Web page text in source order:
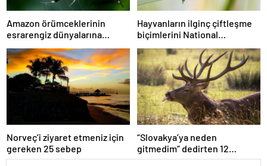
Amazon örümceklerinin
esrarengiz dünyalarına
gitmeye hazır olun.
Hayvanların ilginç çiftleşme
biçimlerini National
Geographic görüntüledi.
Norveç’i ziyaret etmeniz için
gereken 25 sebep
“Slovakya’ya neden
gitmedim” dedirten 12
fotoğraf